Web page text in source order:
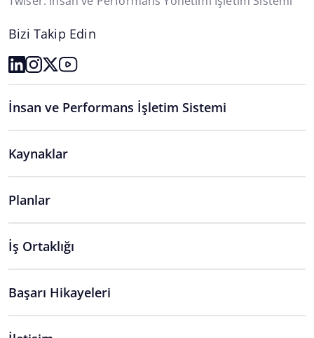
Bizi Takip Edin
İnsan ve Performans İşletim Sistemi
Kaynaklar
Planlar
İş Ortaklığı
Başarı Hikayeleri